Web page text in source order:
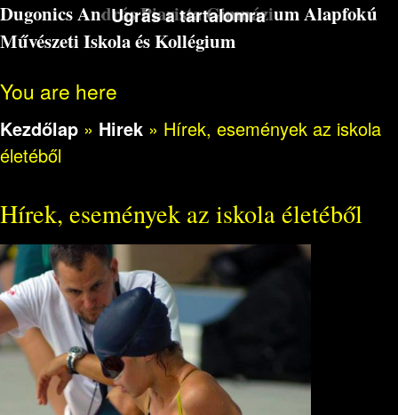
Ugrás a tartalomra
Dugonics András Piarista Gimnázium Alapfokú
Művészeti Iskola és Kollégium
You are here
Kezdőlap » Hirek » Hírek, események az iskola
életéből
Hírek, események az iskola életéből